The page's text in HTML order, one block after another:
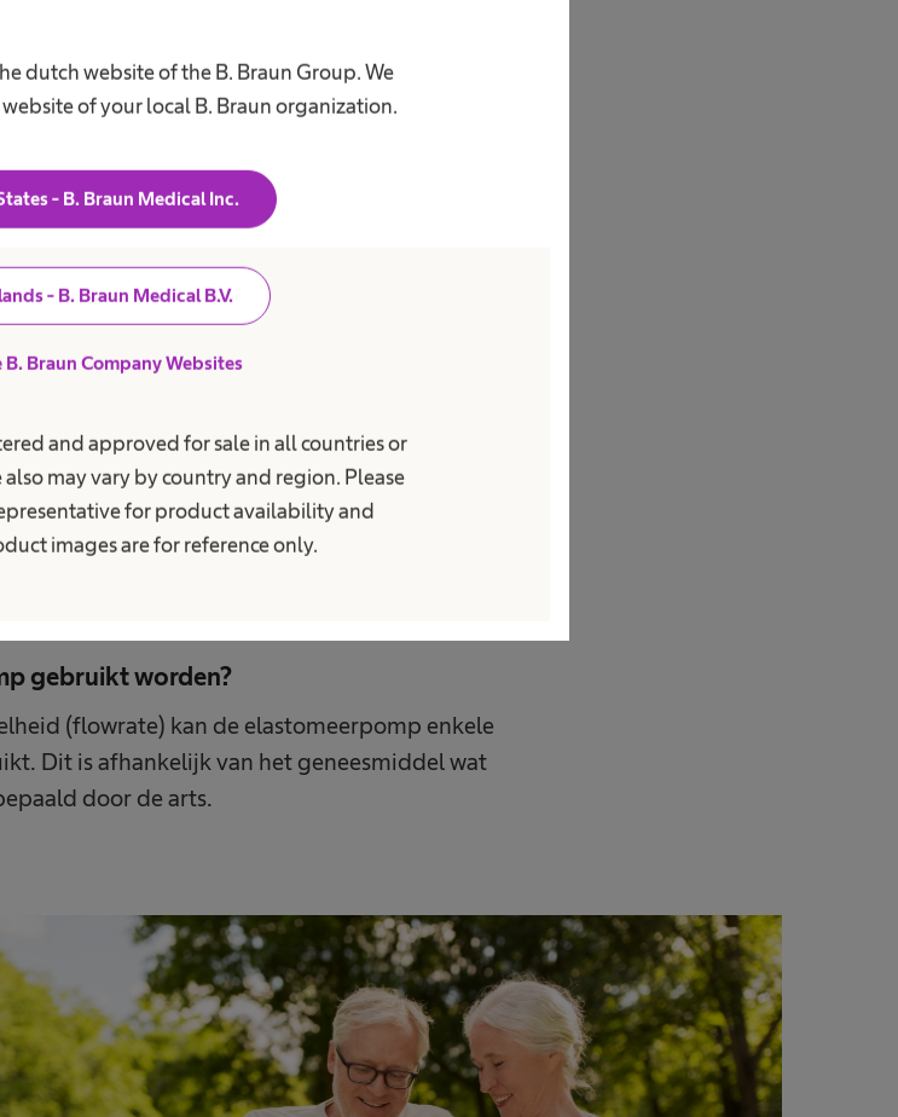
dutch website of the B. Braun Group. We
of your local B. Braun organization.
- B. Braun Medical Inc.
- B. Braun Medical B.V.
B. Braun Company Websites
and approved for sale in all countries or
may vary by country and region. Please
for product availability and
images are for reference only.
die gebruikt worden bij
die gebruikt worden bij infecties).
geneesmiddelen bijvoorbeeld diuretica.
gebruikt worden?
(flowrate) kan de elastomeerpomp enkele
Dit is afhankelijk van het geneesmiddel wat
door de arts.